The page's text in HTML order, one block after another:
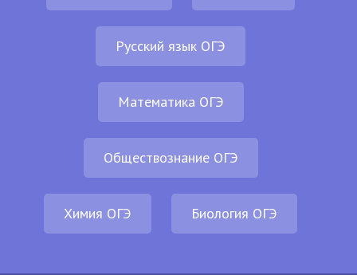
Русский язык ОГЭ
Математика ОГЭ
Обществознание ОГЭ
Химия ОГЭ Биология ОГЭ